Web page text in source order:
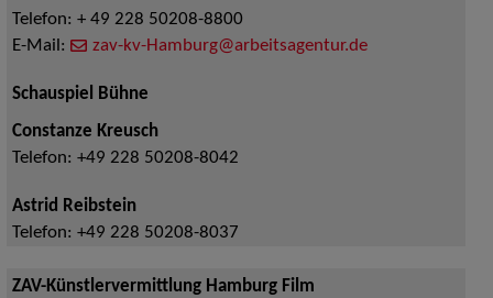
Telefon: + 49 228 50208-8800
E-Mail:
zav-kv-Hamburg@arbeitsagentur.de
Schauspiel Bühne
Constanze Kreusch
Telefon: +49 228 50208-8042
Astrid Reibstein
Telefon: +49 228 50208-8037
ZAV-Künstlervermittlung Hamburg Film